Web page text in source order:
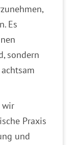
Es
sondern
wir
Praxis
und